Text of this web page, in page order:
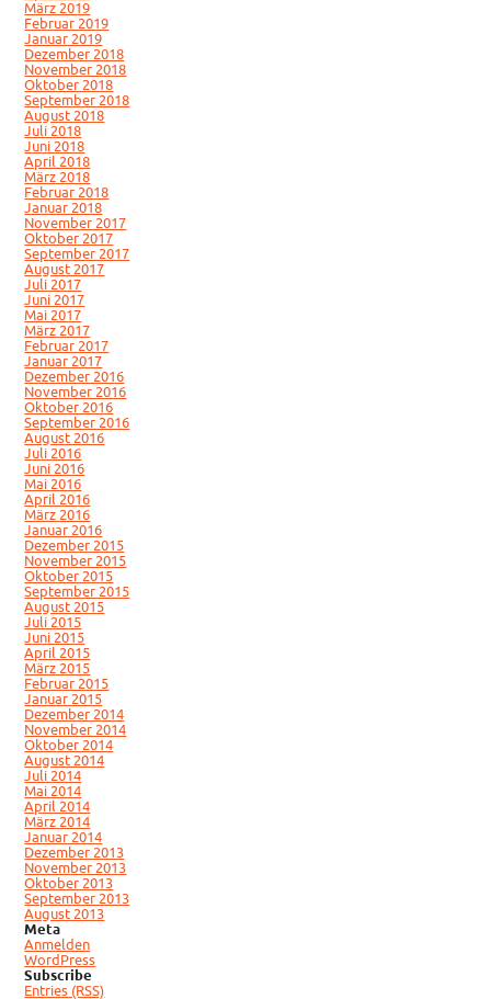
März 2019
Februar 2019
Januar 2019
Dezember 2018
November 2018
Oktober 2018
September 2018
August 2018
Juli 2018
Juni 2018
April 2018
März 2018
Februar 2018
Januar 2018
November 2017
Oktober 2017
September 2017
August 2017
Juli 2017
Juni 2017
Mai 2017
März 2017
Februar 2017
Januar 2017
Dezember 2016
November 2016
Oktober 2016
September 2016
August 2016
Juli 2016
Juni 2016
Mai 2016
April 2016
März 2016
Januar 2016
Dezember 2015
November 2015
Oktober 2015
September 2015
August 2015
Juli 2015
Juni 2015
April 2015
März 2015
Februar 2015
Januar 2015
Dezember 2014
November 2014
Oktober 2014
August 2014
Juli 2014
Mai 2014
April 2014
März 2014
Januar 2014
Dezember 2013
November 2013
Oktober 2013
September 2013
August 2013
Meta
Anmelden
WordPress
Subscribe
Entries (RSS)